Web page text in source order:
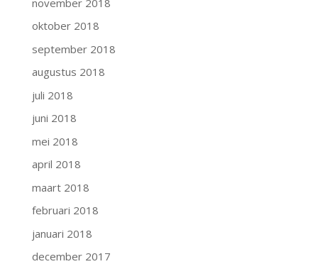
oktober 2018
september 2018
augustus 2018
juli 2018
juni 2018
mei 2018
april 2018
maart 2018
februari 2018
januari 2018
december 2017